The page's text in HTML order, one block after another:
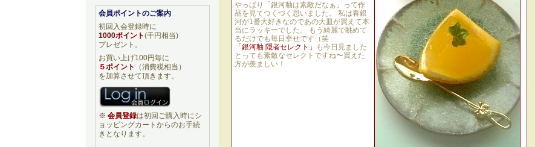
やっぱり「銀河釉は素敵だなぁ」って作
品を見てつくづく思いました。 私は春銀
河が1番大好きなのであの大皿が買えて本
当にラッキーでした。 もう綺麗で眺めて
るだけでも毎日幸せです（笑
「銀河釉 隠者セレクト」
も今日見ました
とっても素敵なセレクトですね〜買えた
方が羨ましい！
会員ポイントのご案内
初回入会登録時に
1000ポイント(千円相当)
プレゼント。
お買い上げ100円毎に
５ポイント
（消費税相当）
を加算させて頂きます。
※ 会員登録は初回ご購入時にシ
ョッピングカートからのお手続
きとなります。